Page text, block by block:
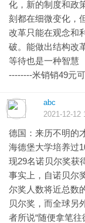
化，新的制度和政
刻都在细微变化，
改革只能在观念和
破。能做出结构改
等待也是一种智慧
--------米销销49元
abc
2021-12-12
德国：来历不明的
海德堡大学培养过
现29名诺贝尔奖获
事实上，自诺贝尔
尔奖人数将近总数
贝尔奖，而全球另
者所说“随便拿笔